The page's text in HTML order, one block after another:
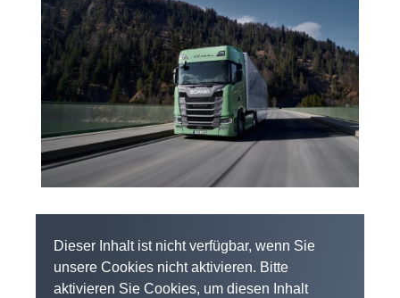
Dieser Inhalt ist nicht verfügbar, wenn Sie
unsere Cookies nicht aktivieren. Bitte
aktivieren Sie Cookies, um diesen Inhalt